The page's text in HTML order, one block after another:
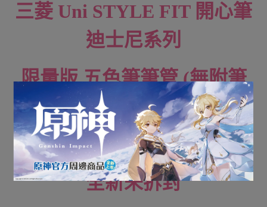
三菱 Uni STYLE FIT 開心筆
迪士尼系列
限量版 五色筆筆管 (無附筆
芯) 單售
( 米奇 / 米妮 / 唐老鴨 )
全新未拆封